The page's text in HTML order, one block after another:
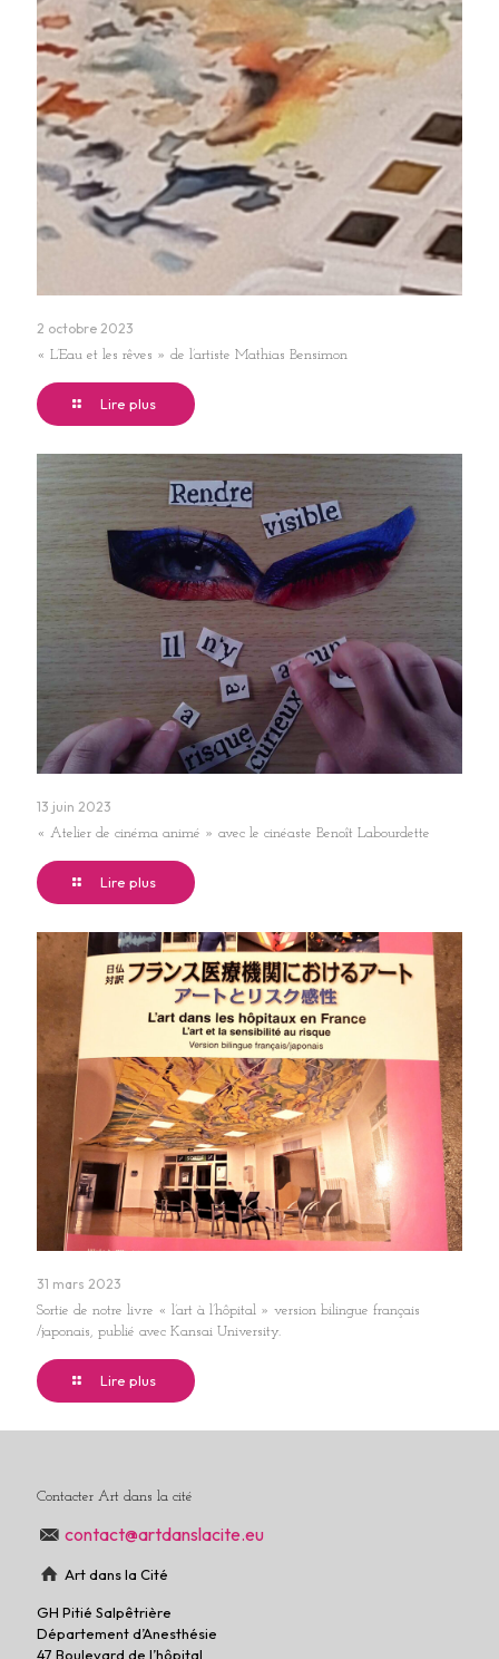
2 octobre 2023
« L’Eau et les rêves » de l’artiste Mathias Bensimon
Lire plus
13 juin 2023
« Atelier de cinéma animé » avec le cinéaste Benoît Labourdette
Lire plus
31 mars 2023
Sortie de notre livre « l’art à l’hôpital » version bilingue français
/japonais, publié avec Kansai University.
Lire plus
Contacter Art dans la cité
contact@artdanslacite.eu
Art dans la Cité
GH Pitié Salpêtrière
Département d’Anesthésie
47 Boulevard de l’hôpital